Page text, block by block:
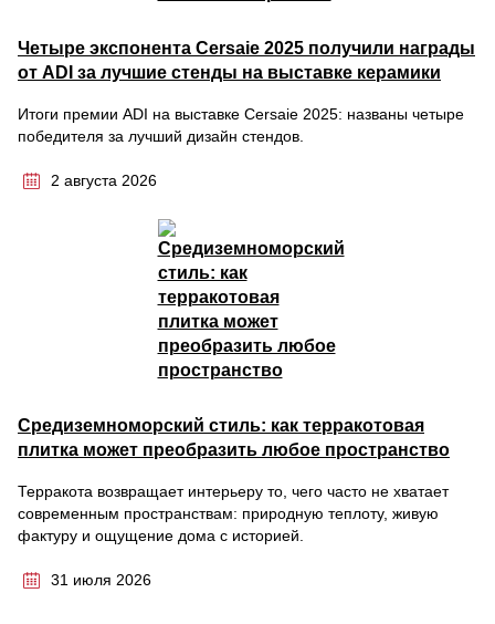
Четыре экспонента Cersaie 2025 получили награды
от ADI за лучшие стенды на выставке керамики
Итоги премии ADI на выставке Cersaie 2025: названы четыре
победителя за лучший дизайн стендов.
2 августа 2026
Средиземноморский стиль: как терракотовая
плитка может преобразить любое пространство
Терракота возвращает интерьеру то, чего часто не хватает
современным пространствам: природную теплоту, живую
фактуру и ощущение дома с историей.
31 июля 2026